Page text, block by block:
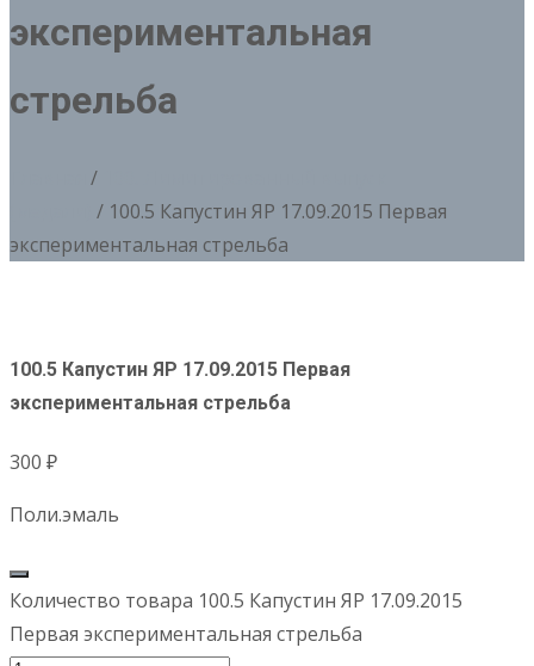
экспериментальная
стрельба
/
/ 100.5 Капустин ЯР 17.09.2015 Первая
экспериментальная стрельба
100.5 Капустин ЯР 17.09.2015 Первая
экспериментальная стрельба
300 ₽
Поли.эмаль
Количество товара 100.5 Капустин ЯР 17.09.2015
Первая экспериментальная стрельба